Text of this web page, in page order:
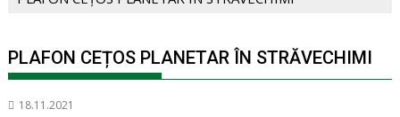
PLAFON CEȚOS PLANETAR ÎN STRĂVECHIMI
18.11.2021